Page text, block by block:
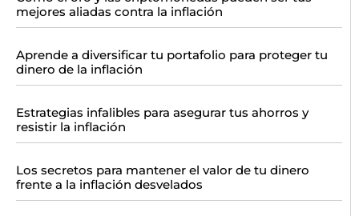
mejores aliadas contra la inflación
Aprende a diversificar tu portafolio para proteger tu
dinero de la inflación
Estrategias infalibles para asegurar tus ahorros y
resistir la inflación
Los secretos para mantener el valor de tu dinero
frente a la inflación desvelados